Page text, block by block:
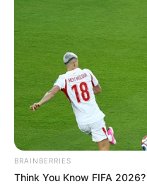
BRAINBERRIES
Think You Know FIFA